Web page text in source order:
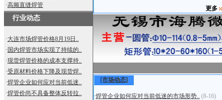
·高频直缝焊管
行业动态
·大连市场焊管价格8月19日..
· 国内焊管市场实现了持续的..
·现货焊管价格的成本支撑持..
·受原材料价格下降及现货焊..
·焊管企业如何应对当前低迷..
·焊管价尚不具备整体反转拉..
更多
[市场动态]
·焊管企业如何应对当前低迷的市场形势.. (8-16)